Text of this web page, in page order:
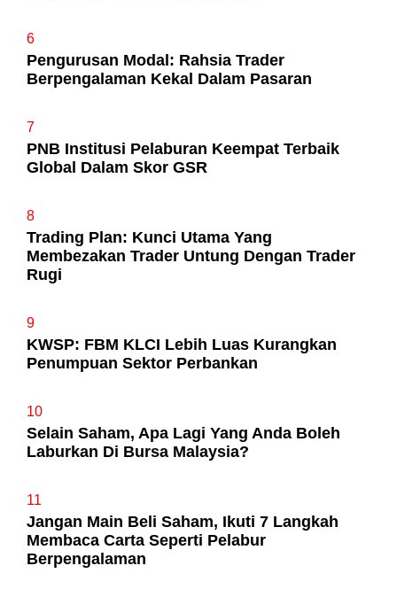
6
Pengurusan Modal: Rahsia Trader
Berpengalaman Kekal Dalam Pasaran
7
PNB Institusi Pelaburan Keempat Terbaik
Global Dalam Skor GSR
8
Trading Plan: Kunci Utama Yang
Membezakan Trader Untung Dengan Trader
Rugi
9
KWSP: FBM KLCI Lebih Luas Kurangkan
Penumpuan Sektor Perbankan
10
Selain Saham, Apa Lagi Yang Anda Boleh
Laburkan Di Bursa Malaysia?
11
Jangan Main Beli Saham, Ikuti 7 Langkah
Membaca Carta Seperti Pelabur
Berpengalaman